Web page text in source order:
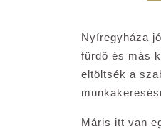
Nyíregyháza
fürdő és más
eltöltsék a
Máris itt van